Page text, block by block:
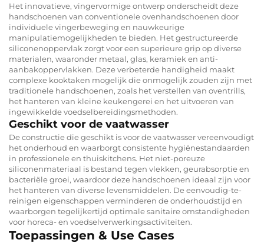
Het innovatieve, vingervormige ontwerp onderscheidt deze
handschoenen van conventionele ovenhandschoenen door
individuele vingerbeweging en nauwkeurige
manipulatiemogelijkheden te bieden. Het gestructureerde
siliconenoppervlak zorgt voor een superieure grip op diverse
materialen, waaronder metaal, glas, keramiek en anti-
aanbakoppervlakken. Deze verbeterde handigheid maakt
complexe kooktaken mogelijk die onmogelijk zouden zijn met
traditionele handschoenen, zoals het verstellen van oventrills,
het hanteren van kleine keukengerei en het uitvoeren van
ingewikkelde voedselbereidingsmethoden.
Geschikt voor de vaatwasser
De constructie die geschikt is voor de vaatwasser vereenvoudigt
het onderhoud en waarborgt consistente hygiënestandaarden
in professionele en thuiskitchens. Het niet-poreuze
siliconenmateriaal is bestand tegen vlekken, geurabsorptie en
bacteriële groei, waardoor deze handschoenen ideaal zijn voor
het hanteren van diverse levensmiddelen. De eenvoudig-te-
reinigen eigenschappen verminderen de onderhoudstijd en
waarborgen tegelijkertijd optimale sanitaire omstandigheden
voor horeca- en voedselverwerkingsactiviteiten.
Toepassingen & Use Cases